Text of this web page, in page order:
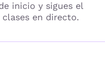
inicio y sigues el
en directo.